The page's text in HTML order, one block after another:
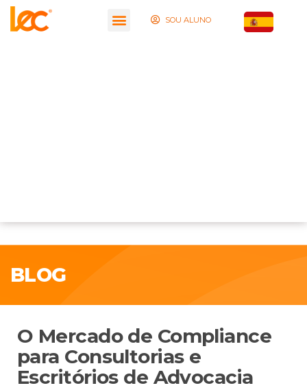
SOU ALUNO
BLOG
O Mercado de Compliance
para Consultorias e
Escritórios de Advocacia